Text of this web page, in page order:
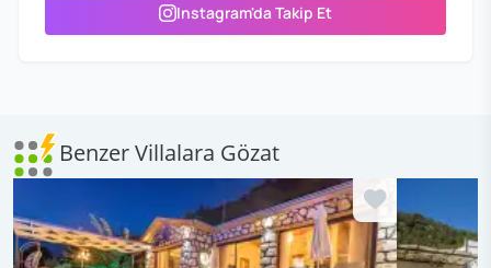
Instagram'da Takip Et
Benzer Villalara Gözat